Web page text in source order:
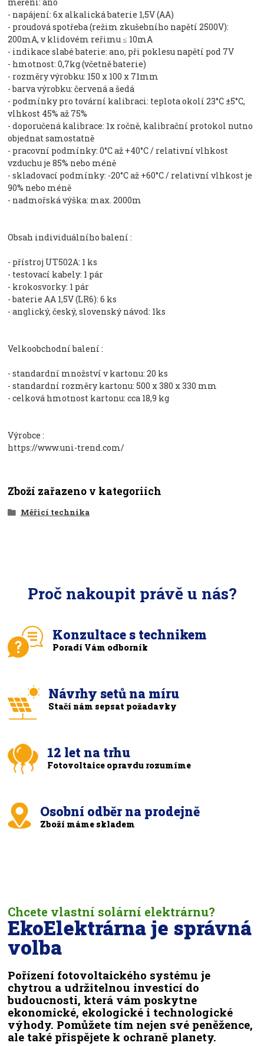
- napájení: 6x alkalická baterie 1,5V (AA)
- proudová spotřeba (režim zkušebního napětí 2500V):
200mA, v klidovém reřimu ≤ 10mA
- indikace slabé baterie: ano, při poklesu napětí pod 7V
- hmotnost: 0,7kg (včetně baterie)
- rozměry výrobku: 150 x 100 x 71mm
- barva výrobku: červená a šedá
- podmínky pro tovární kalibraci: teplota okolí 23°C ±5°C,
vlhkost 45% až 75%
- doporučená kalibrace: 1x ročně, kalibrační protokol nutno
objednat samostatně
- pracovní podmínky: 0°C až +40°C / relativní vlhkost
vzduchu je 85% nebo méně
- skladovací podmínky: -20°C až +60°C / relativní vlhkost je
90% nebo méně
- nadmořská výška: max. 2000m
Obsah individuálního balení :
- přístroj UT502A: 1 ks
- testovací kabely: 1 pár
- krokosvorky: 1 pár
- baterie AA 1,5V (LR6): 6 ks
- anglický, český, slovenský návod: 1ks
Velkoobchodní balení :
- standardní množství v kartonu: 20 ks
- standardní rozměry kartonu: 500 x 380 x 330 mm
- celková hmotnost kartonu: cca 18,9 kg
Výrobce :
https://www.uni-trend.com/
Zboží zařazeno v kategoriích
Měřicí technika
Proč nakoupit právě u nás?
Konzultace s technikem
Poradí Vám odborník
Návrhy setů na míru
Stačí nám sepsat požadavky
12 let na trhu
Fotovoltaice opravdu rozumíme
Osobní odběr na prodejně
Zboží máme skladem
Chcete vlastní solární elektrárnu?
EkoElektrárna je správná
volba
Pořízení fotovoltaického systému je
chytrou a udržitelnou investicí do
budoucnosti, která vám poskytne
ekonomické, ekologické i technologické
výhody. Pomůžete tím nejen své peněžence,
ale také přispějete k ochraně planety.